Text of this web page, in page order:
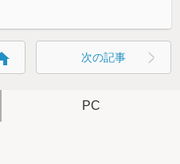
次の記事
PC